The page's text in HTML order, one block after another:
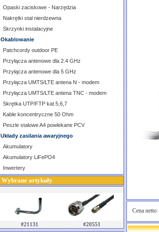
Opaski zaciskowe - Narzędzia
Nakrętki stal nierdzewna
Skrzynki instalacyjne
Okablowanie
Patchcordy outdoor PE
Przyłącza antenowe dla 2.4 GHz
Przyłącza antenowe dla 5 GHz
Przyłącza UMTS/LTE antena N - modem
Przyłącza UMTS/LTE antena TNC - modem
Skrętka UTP/FTP kat.5,6,7
Kable koncentryczne 50 Ohm
Peszle stalowe A4 powlekane PCV
Układy zasilania awaryjnego
Akumulatory
Akumulatory LiFePO4
Inwertery
Wybrane artykuły
#21131 #20551
Cena netto: